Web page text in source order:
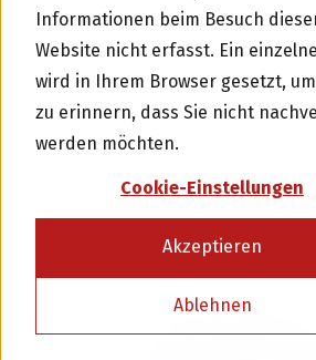
Informationen beim Besuch
Website nicht erfasst. Ein
wird in Ihrem Browser gesetzt,
zu erinnern, dass Sie nicht
werden möchten.
Cookie-Einstellungen
Akzeptieren
Ablehnen
Betriebsökonomie und war
Firmenkundenberatung einer
Beratung von KMU bei
tätig.